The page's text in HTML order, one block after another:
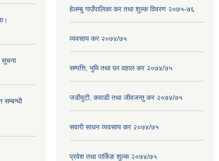
सूचना
सम्बन्धी
हेलम्बु गाउँपालिका कर तथा शुल्क विवरण २०७५-७६
व्यवसाय कर २०७४/७५
सम्पत्ति, भुमि तथा घर वहाल कर २०७४/७५
जडीवुटी, कवाडी तथा जीवजन्तु कर २०७४/७५
सवारी साधन व्यवसाय कर २०७४/७५
प्रवेश तथा पार्किङ शुल्क २०७४/७५